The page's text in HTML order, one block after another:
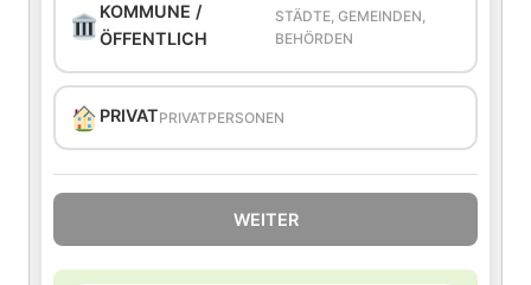
KOMMUNE /
ÖFFENTLICH
STÄDTE, GEMEINDEN,
BEHÖRDEN
PRIVATPRIVATPERSONEN
WEITER